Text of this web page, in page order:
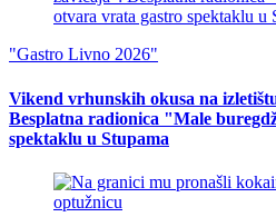
"Gastro Livno 2026"
Vikend vrhunskih okusa na
Besplatna radionica "Male
spektaklu u Stupama